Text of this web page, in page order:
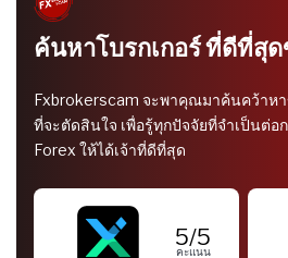
ค้นหาโบรกเกอร์ ที่ดีที่สุ
Fxbrokerscam จะพาคุณมาค้นคว้าหา
ที่จะตัดสินใจ เพื่อรู้ทุกปัจจัยที่จำเป็นต่อก
Forex ให้ได้เจ้าที่ดีที่สุด
5/5
คะแนน